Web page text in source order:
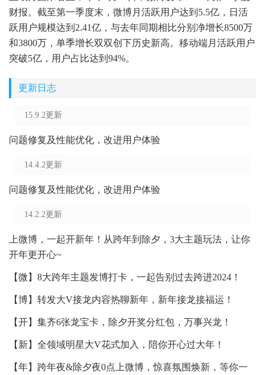
财报。截至第一季度末，微博月活跃用户达到5.5亿，日活
跃用户规模达到2.41亿，与去年同期相比分别净增长8500万
和3800万，单季增长双双创下历史新高。移动端月活跃用户
突破5亿，用户占比达到94%。
更新日志
15.9.2更新
问题修复及性能优化，改进用户体验
14.4.2更新
问题修复及性能优化，改进用户体验
14.2.2更新
上微博，一起开新年！从跨年到除夕，3大主题玩法，让你
开年更开心~
【微】8大跨年主题发博打卡，一起告别过去跨进2024！
【博】转发大V接龙内容热聊新年，新年接龙接福运！
【开】集齐6张龙宝卡，除夕开奖分红包，万事兴龙！
【新】全领域明星大V花式加入，陪你开心过大年！
【年】跨年夜&除夕夜0点上微博，惊喜氛围焕新，等你一